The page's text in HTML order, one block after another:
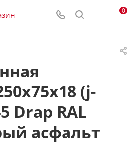
0
(j-
Drap RAL
асфальт